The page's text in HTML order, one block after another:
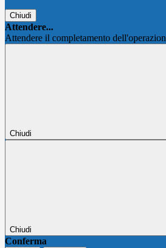
Chiudi
Attendere...
Attendere il completamento
Chiudi
Chiudi
Conferma